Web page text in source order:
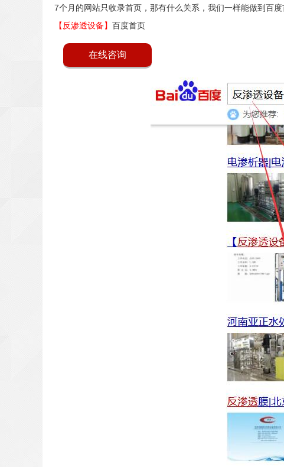
7个月的网站只收录首页，那有什么关系，我们一样能做到百
【反渗透设备】 百度首页
在线咨询